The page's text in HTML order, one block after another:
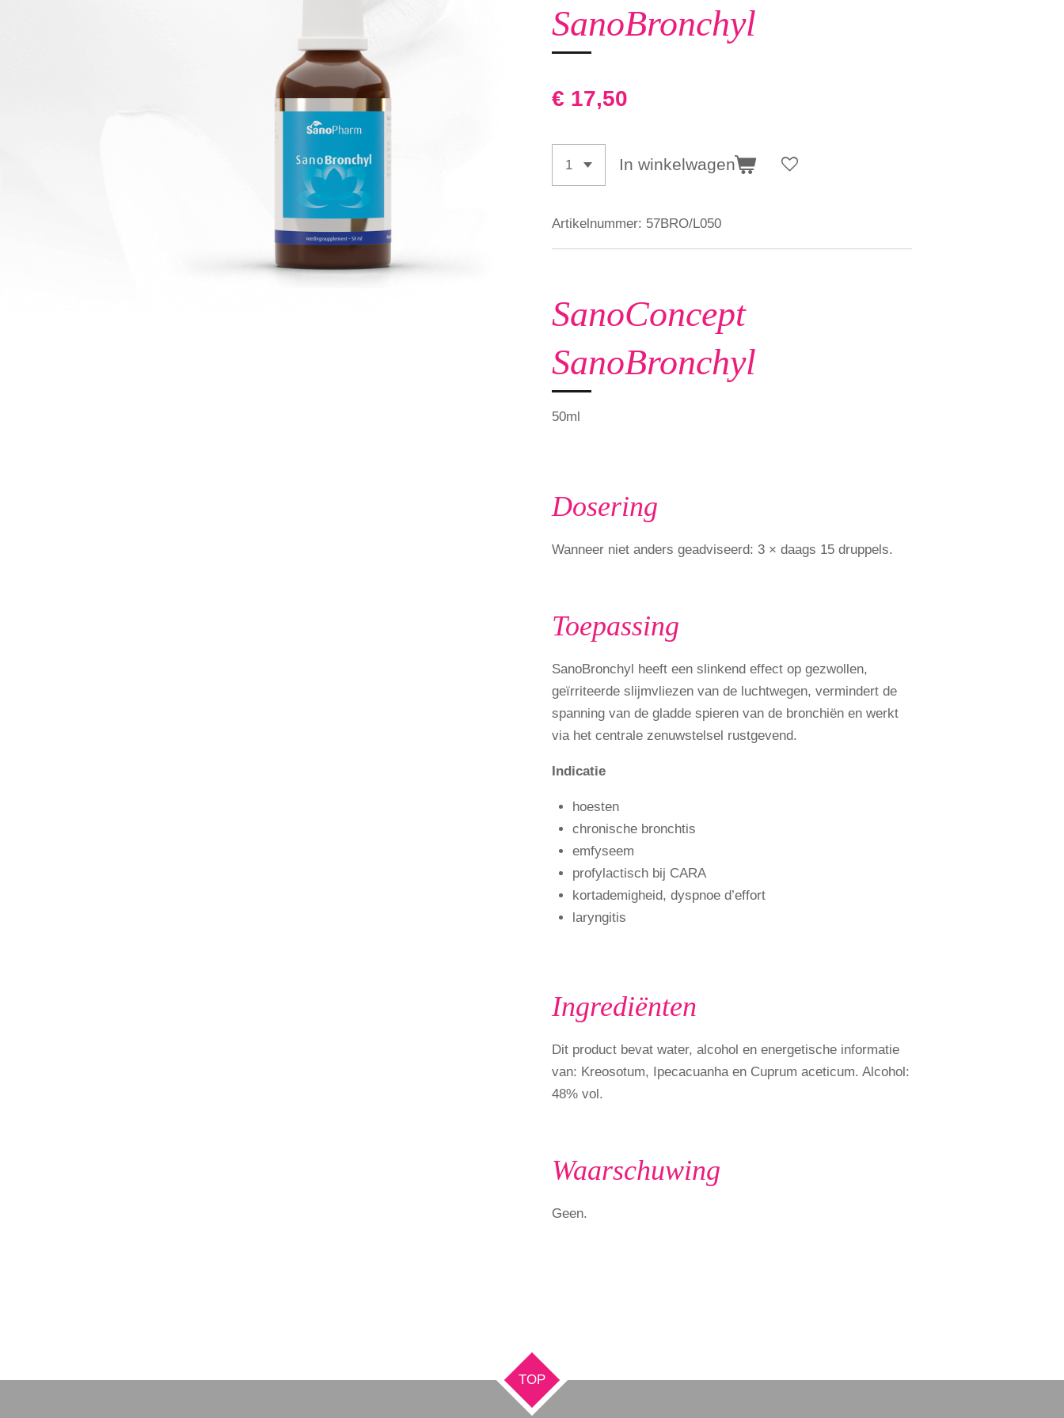
SanoBronchyl
€ 17,50
In winkelwagen
Artikelnummer: 57BRO/L050
SanoConcept
SanoBronchyl
50ml
Dosering
Wanneer niet anders geadviseerd: 3 × daags 15 druppels.
Toepassing
SanoBronchyl heeft een slinkend effect op gezwollen,
geïrriteerde slijmvliezen van de luchtwegen, vermindert de
spanning van de gladde spieren van de bronchiën en werkt
via het centrale zenuwstelsel rustgevend.
Indicatie
hoesten
chronische bronchtis
emfyseem
profylactisch bij CARA
kortademigheid, dyspnoe d’effort
laryngitis
Ingrediënten
Dit product bevat water, alcohol en energetische informatie
van: Kreosotum, Ipecacuanha en Cuprum aceticum. Alcohol:
48% vol.
Waarschuwing
Geen.
TOP